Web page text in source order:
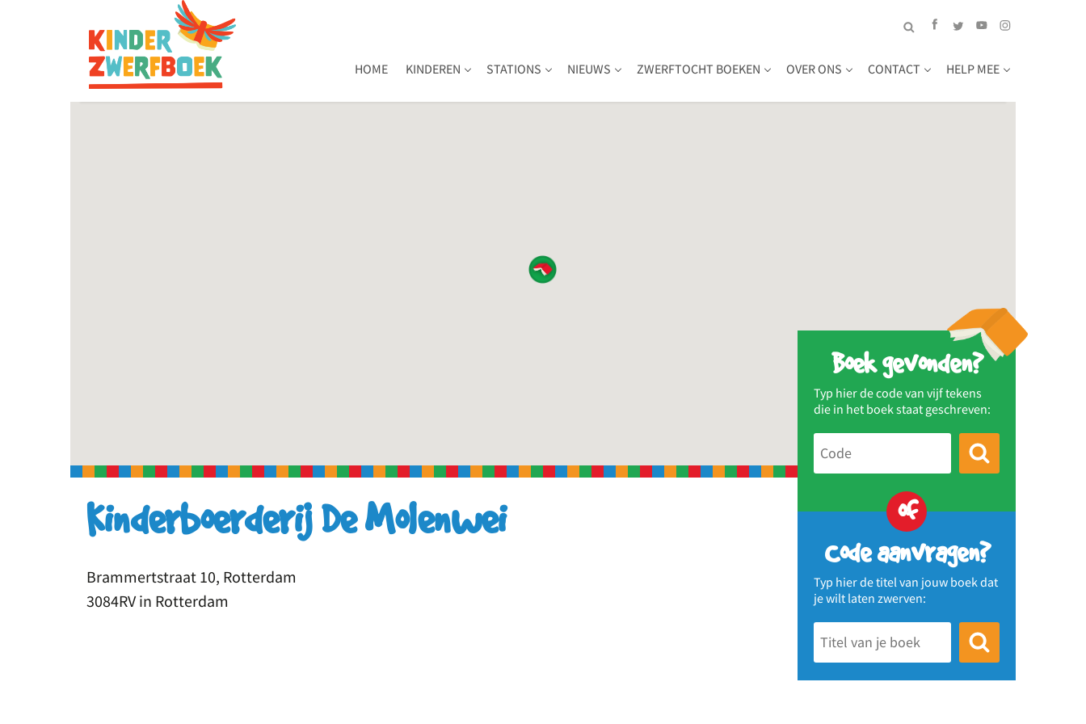
HOME KINDEREN STATIONS NIEUWS ZWERFTOCHT BOEKEN OVER ONS CONTACT HELP MEE
Boek gevonden?
Typ hier de code van vijf tekens
die in het boek staat geschreven:
of
Code aanvragen?
Typ hier de titel van jouw boek dat
je wilt laten zwerven:
Kinderboerderij De Molenwei
Brammertstraat 10, Rotterdam
3084RV in Rotterdam